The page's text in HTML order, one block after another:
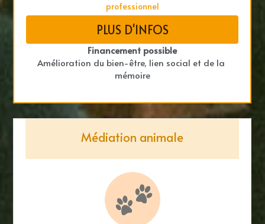
professionnel
PLUS D'INFOS
Financement possible
Amélioration du bien-être, lien social et de la
mémoire
Médiation animale